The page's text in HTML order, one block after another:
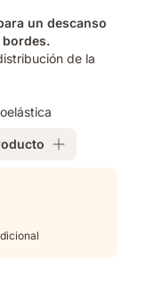
un descanso
de la